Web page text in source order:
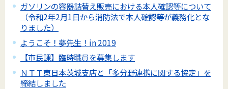
ガソリンの容器詰替え販売における本人確認等について
（令和2年2月1日から消防法で本人確認等が義務化とな
りました）
ようこそ！夢先生！in 2019
【市民課】臨時職員を募集します
ＮＴＴ東日本茨城支店と「多分野連携に関する協定」を
締結しました